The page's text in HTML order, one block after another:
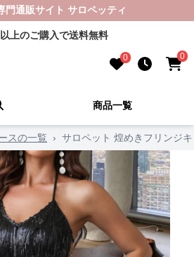
門通販サイト サロペッティ
上のご購入で送料無料
0 0
商品一覧
スの一覧 › サロペット 煌めきフリンジ